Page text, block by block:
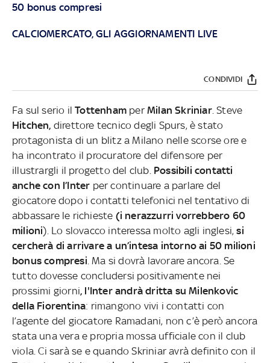
50 bonus compresi
CALCIOMERCATO, GLI AGGIORNAMENTI LIVE
CONDIVIDI
Fa sul serio ilTottenham perMilan Skriniar. Steve
Hitchen, direttore tecnico degli Spurs, è stato
protagonista di un blitz a Milano nelle scorse ore e
ha incontrato il procuratore del difensore per
illustrargli il progetto del club. Possibili contatti
anche con l’Inter per continuare a parlare del
giocatore dopo i contatti telefonici nel tentativo di
abbassare le richieste (i nerazzurri vorrebbero 60
milioni). Lo slovacco interessa molto agli inglesi,si
cercherà di arrivare a un’intesa intorno ai 50 milioni
bonus compresi . Ma si dovrà lavorare ancora. Se
tutto dovesse concludersi positivamente nei
prossimi giorni, l'Inter andrà dritta su Milenkovic
della Fiorentina: rimangono vivi i contatti con
l’agente del giocatore Ramadani, non c’è però ancora
stata una vera e propria mossa ufficiale con il club
viola. Ci sarà se e quando Skriniar avrà definito con il